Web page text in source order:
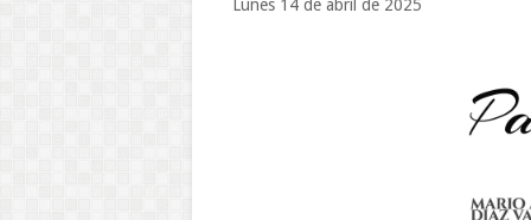
Lunes 14 de abril de 2025